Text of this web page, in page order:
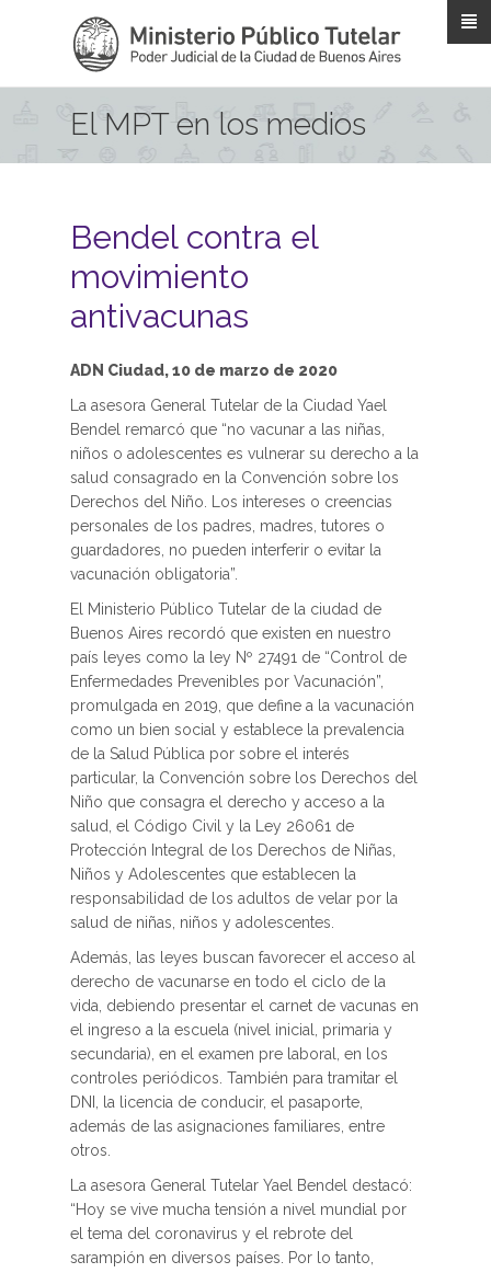
El MPT en los medios
Bendel contra el
movimiento
antivacunas
ADN Ciudad, 10 de marzo de 2020
La asesora General Tutelar de la Ciudad Yael
Bendel remarcó que “no vacunar a las niñas,
niños o adolescentes es vulnerar su derecho a la
salud consagrado en la Convención sobre los
Derechos del Niño. Los intereses o creencias
personales de los padres, madres, tutores o
guardadores, no pueden interferir o evitar la
vacunación obligatoria”.
El Ministerio Público Tutelar de la ciudad de
Buenos Aires recordó que existen en nuestro
país leyes como la ley Nº 27491 de “Control de
Enfermedades Prevenibles por Vacunación”,
promulgada en 2019, que define a la vacunación
como un bien social y establece la prevalencia
de la Salud Pública por sobre el interés
particular, la Convención sobre los Derechos del
Niño que consagra el derecho y acceso a la
salud, el Código Civil y la Ley 26061 de
Protección Integral de los Derechos de Niñas,
Niños y Adolescentes que establecen la
responsabilidad de los adultos de velar por la
salud de niñas, niños y adolescentes.
Además, las leyes buscan favorecer el acceso al
derecho de vacunarse en todo el ciclo de la
vida, debiendo presentar el carnet de vacunas en
el ingreso a la escuela (nivel inicial, primaria y
secundaria), en el examen pre laboral, en los
controles periódicos. También para tramitar el
DNI, la licencia de conducir, el pasaporte,
además de las asignaciones familiares, entre
otros.
La asesora General Tutelar Yael Bendel destacó:
“Hoy se vive mucha tensión a nivel mundial por
el tema del coronavirus y el rebrote del
sarampión en diversos países. Por lo tanto,